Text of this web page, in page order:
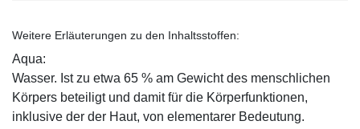
Weitere Erläuterungen zu den Inhaltsstoffen:
Aqua:
Wasser. Ist zu etwa 65 % am Gewicht des menschlichen
Körpers beteiligt und damit für die Körperfunktionen,
inklusive der der Haut, von elementarer Bedeutung.